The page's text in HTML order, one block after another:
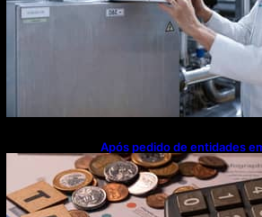
Após pedido de entidades
flexibiliza regras da Reforma